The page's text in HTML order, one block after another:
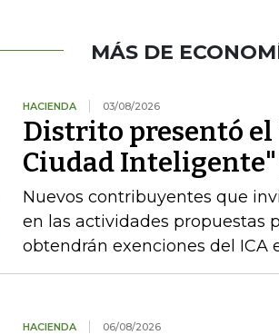
MÁS DE
HACIENDA 03/08/2026
Distrito presentó
Ciudad
Nuevos contribuyentes que
en las actividades propuestas
obtendrán exenciones del ICA
HACIENDA 06/08/2026